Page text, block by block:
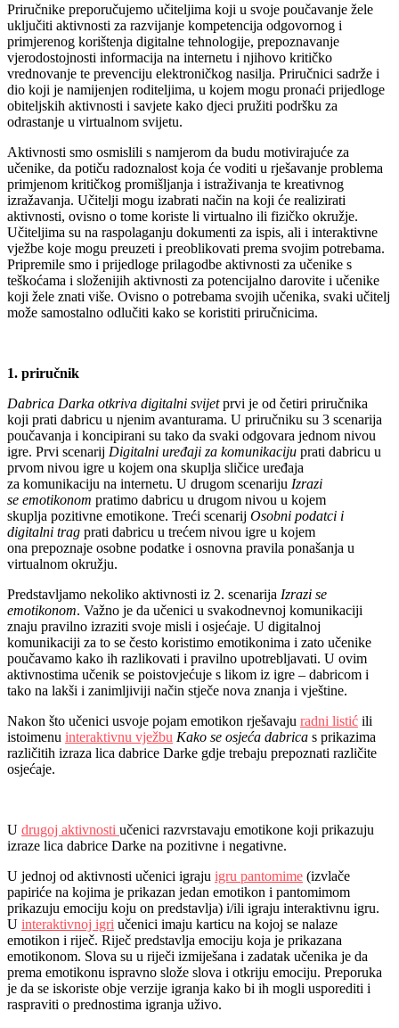
Priručnike preporučujemo učiteljima koji u svoje poučavanje žele
uključiti aktivnosti za razvijanje kompetencija odgovornog i
primjerenog korištenja digitalne tehnologije, prepoznavanje
vjerodostojnosti informacija na internetu i njihovo kritičko
vrednovanje te prevenciju elektroničkog nasilja. Priručnici sadrže i
dio koji je namijenjen roditeljima, u kojem mogu pronaći prijedloge
obiteljskih aktivnosti i savjete kako djeci pružiti podršku za
odrastanje u virtualnom svijetu.
Aktivnosti smo osmislili s namjerom da budu motivirajuće za
učenike, da potiču radoznalost koja će voditi u rješavanje problema
primjenom kritičkog promišljanja i istraživanja te kreativnog
izražavanja. Učitelji mogu izabrati način na koji će realizirati
aktivnosti, ovisno o tome koriste li virtualno ili fizičko okružje.
Učiteljima su na raspolaganju dokumenti za ispis, ali i interaktivne
vježbe koje mogu preuzeti i preoblikovati prema svojim potrebama.
Pripremile smo i prijedloge prilagodbe aktivnosti za učenike s
teškoćama i složenijih aktivnosti za potencijalno darovite i učenike
koji žele znati više. Ovisno o potrebama svojih učenika, svaki učitelj
može samostalno odlučiti kako se koristiti priručnicima.
1. priručnik
Dabrica Darka otkriva digitalni svijetprvi je od četiri priručnika
koji prati dabricu u njenim avanturama. U priručniku su 3 scenarija
poučavanja i koncipirani su tako da svaki odgovara jednom nivou
igre. Prvi scenarij Digitalni uređaji za komunikaciju prati dabricu u
prvom nivou igre u kojem ona skuplja sličice uređaja
za komunikaciju na internetu. U drugom scenariju Izrazi
se emotikonom pratimo dabricu u drugom nivou u kojem
skuplja pozitivne emotikone. Treći scenarij Osobni podatci i
digitalni trag prati dabricu u trećem nivou igre u kojem
ona prepoznaje osobne podatke i osnovna pravila ponašanja u
virtualnom okružju.
Predstavljamo nekoliko aktivnosti iz 2. scenarija Izrazi se
emotikonom. Važno je da učenici u svakodnevnoj komunikaciji
znaju pravilno izraziti svoje misli i osjećaje. U digitalnoj
komunikaciji za to se često koristimo emotikonima i zato učenike
poučavamo kako ih razlikovati i pravilno upotrebljavati. U ovim
aktivnostima učenik se poistovjećuje s likom iz igre – dabricom i
tako na lakši i zanimljiviji način stječe nova znanja i vještine.
Nakon što učenici usvoje pojam emotikon rješavaju radni listić ili
istoimenu interaktivnu vježbu Kako se osjeća dabrica s prikazima
različitih izraza lica dabrice Darke gdje trebaju prepoznati različite
osjećaje.
U drugoj aktivnosti učenici razvrstavaju emotikone koji prikazuju
izraze lica dabrice Darke na pozitivne i negativne.
U jednoj od aktivnosti učenici igraju igru pantomime (izvlače
papiriće na kojima je prikazan jedan emotikon i pantomimom
prikazuju emociju koju on predstavlja) i/ili igraju interaktivnu igru.
U interaktivnoj igri učenici imaju karticu na kojoj se nalaze
emotikon i riječ. Riječ predstavlja emociju koja je prikazana
emotikonom. Slova su u riječi izmiješana i zadatak učenika je da
prema emotikonu ispravno slože slova i otkriju emociju. Preporuka
je da se iskoriste obje verzije igranja kako bi ih mogli usporediti i
raspraviti o prednostima igranja uživo.